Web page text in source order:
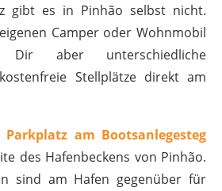
gibt es in Pinhão selbst nicht.
Camper oder Wohnmobil
Dir aber unterschiedliche
Stellplätze direkt am
Parkplatz am Bootsanlegesteg
des Hafenbeckens von Pinhão.
sind am Hafen gegenüber für